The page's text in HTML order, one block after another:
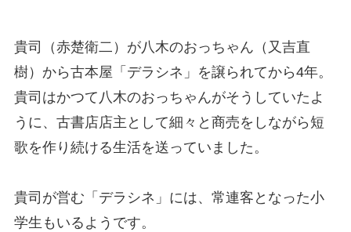
貴司（赤楚衛二）が八木のおっちゃん（又吉直
樹）から古本屋「デラシネ」を譲られてから4年。
貴司はかつて八木のおっちゃんがそうしていたよ
うに、古書店店主として細々と商売をしながら短
歌を作り続ける生活を送っていました。
貴司が営む「デラシネ」には、常連客となった小
学生もいるようです。